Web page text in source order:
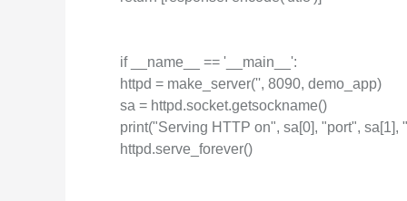
if __name__ == '__main__':
httpd = make_server('', 8090, demo_app)
sa = httpd.socket.getsockname()
print("Serving HTTP on", sa[0], "port", sa[1],
httpd.serve_forever()